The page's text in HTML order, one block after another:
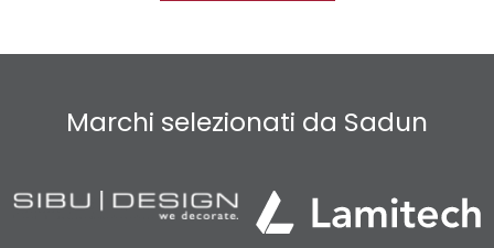
Marchi selezionati da Sadun